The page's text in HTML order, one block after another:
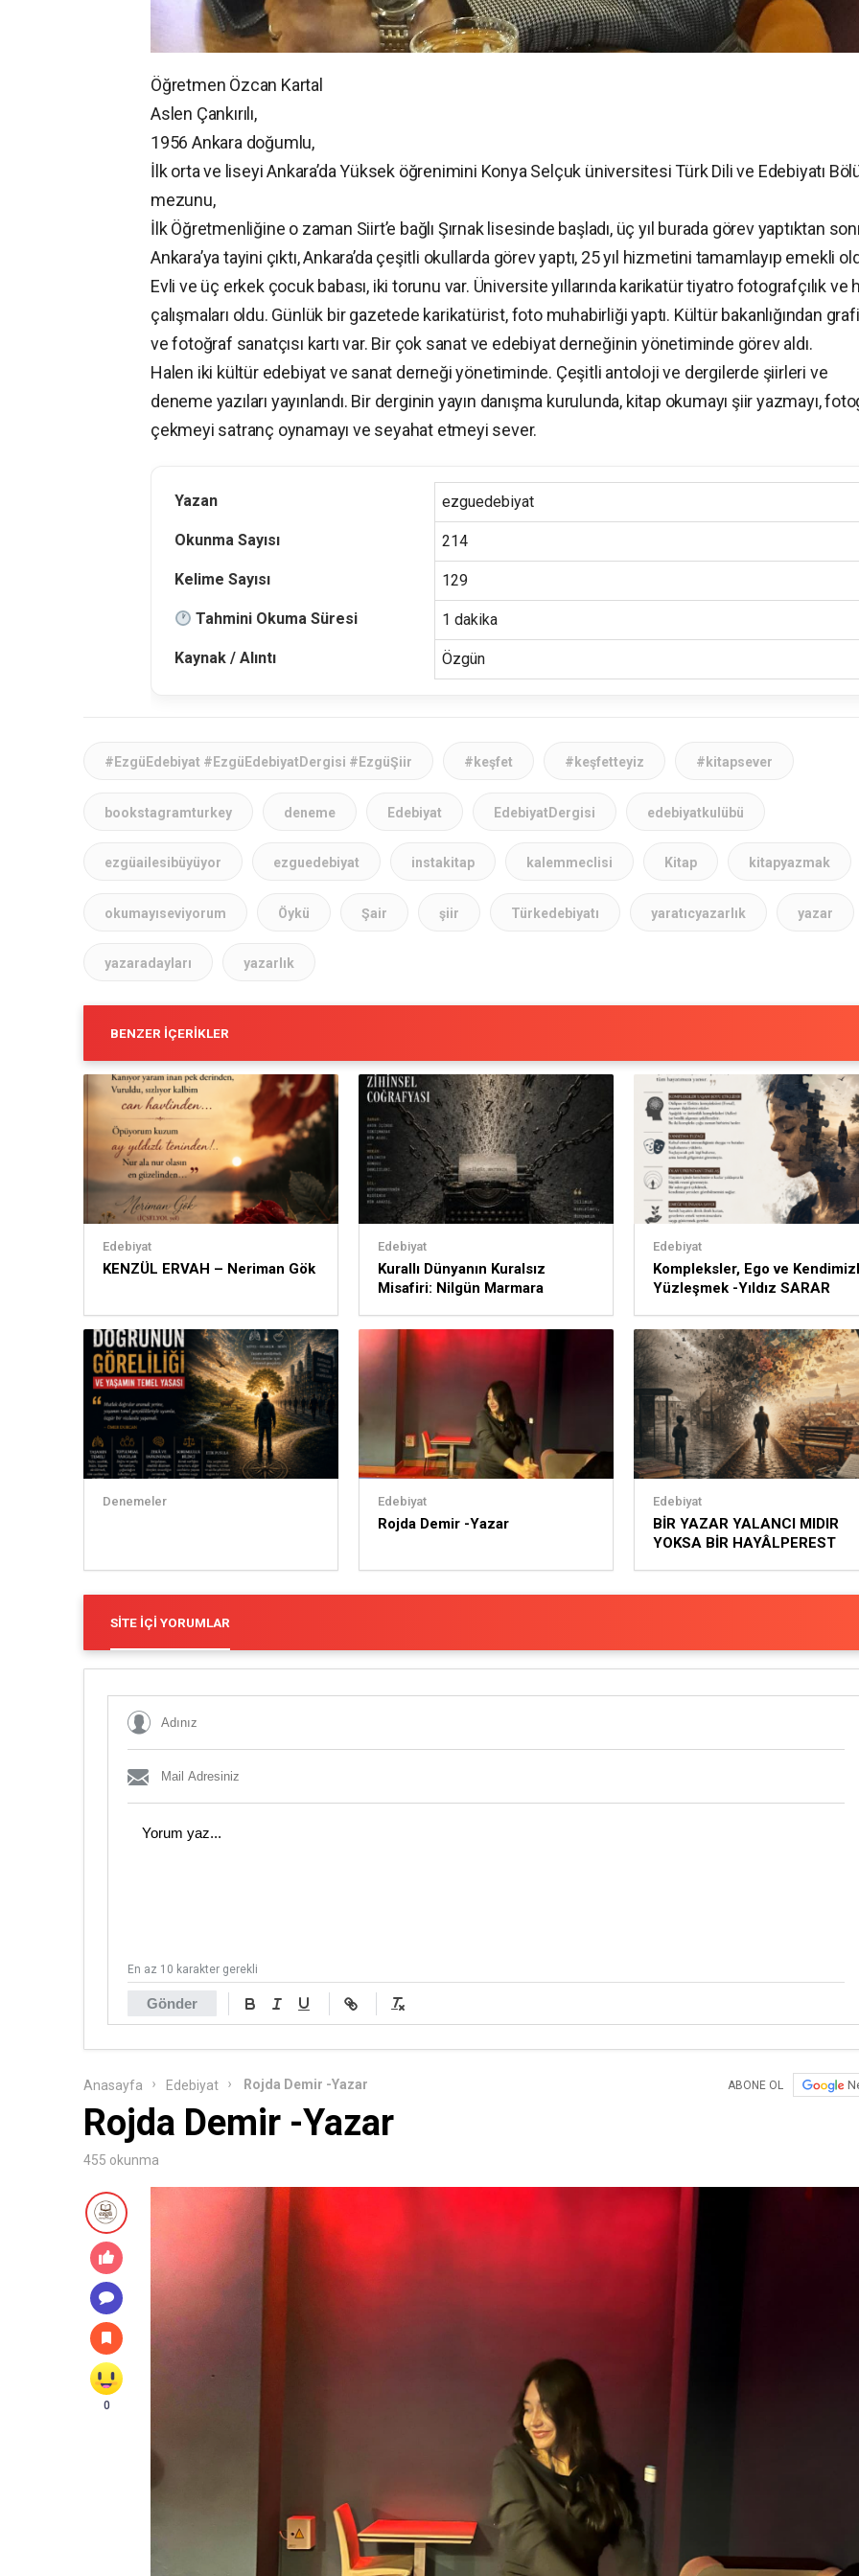
Öğretmen Özcan Kartal
Aslen Çankırılı,
1956 Ankara doğumlu,
İlk orta ve liseyi Ankara’da Yüksek öğrenimini Konya Selçuk üniversitesi Türk Dili ve Edebiyatı
mezunu,
İlk Öğretmenliğine o zaman Siirt’e bağlı Şırnak lisesinde başladı, üç yıl burada görev yaptıktan
Ankara’ya tayini çıktı, Ankara’da çeşitli okullarda görev yaptı, 25 yıl hizmetini tamamlayıp emekli
Evli ve üç erkek çocuk babası, iki torunu var. Üniversite yıllarında karikatür tiyatro fotografçılık ve
çalışmaları oldu. Günlük bir gazetede karikatürist, foto muhabirliği yaptı. Kültür bakanlığından
ve fotoğraf sanatçısı kartı var. Bir çok sanat ve edebiyat derneğinin yönetiminde görev aldı.
Halen iki kültür edebiyat ve sanat derneği yönetiminde. Çeşitli antoloji ve dergilerde şiirleri ve
deneme yazıları yayınlandı. Bir derginin yayın danışma kurulunda, kitap okumayı şiir yazmayı,
çekmeyi satranç oynamayı ve seyahat etmeyi sever.
Yazan ezguedebiyat
Okunma Sayısı 214
Kelime Sayısı 129
Tahmini Okuma Süresi 1 dakika
Kaynak / Alıntı Özgün
#EzgüEdebiyat #EzgüEdebiyatDergisi #EzgüŞiir #keşfet #keşfetteyiz #kitapsever
bookstagramturkey deneme Edebiyat EdebiyatDergisi edebiyatkulübü
ezgüailesibüyüyor ezguedebiyat instakitap kalemmeclisi Kitap kitapyazmak
okumayıseviyorum Öykü Şair şiir Türkedebiyatı yaratıcyazarlık yazar
yazaradayları yazarlık
BENZER İÇERIKLER
Edebiyat
KENZÜL ERVAH – Neriman Gök
Edebiyat
Kurallı Dünyanın Kuralsız
Misafiri: Nilgün Marmara
Edebiyat
Kompleksler, Ego ve
Yüzleşmek -Yıldız SARAR
Denemeler Edebiyat
Rojda Demir -Yazar
Edebiyat
BİR YAZAR YALANCI MIDIR
YOKSA BİR HAYÂLPEREST
SITE İÇI YORUMLAR
Gönder
En az 10 karakter gerekli
Anasayfa Edebiyat Rojda Demir -Yazar ABONE OL
Rojda Demir -Yazar
455 okunma
0